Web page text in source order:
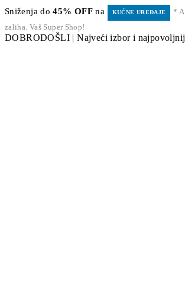
Sniženja do45% OFF na KUĆNE UREĐAJE
*
zaliha. Vaš Super Shop!
DOBRODOŠLI | Najveći izbor i